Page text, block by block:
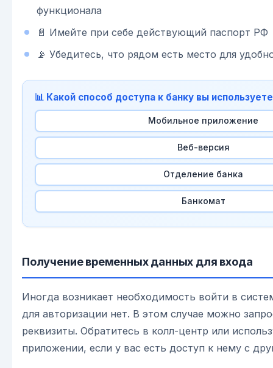
функционала
📄 Имейте при себе действующий паспорт РФ
📡 Убедитесь, что рядом есть место для
📊 Какой способ доступа к банку вы
Мобильное приложение
Веб-версия
Отделение банка
Банкомат
Получение временных данных для входа
Иногда возникает необходимость войти в
для авторизации нет. В этом случае можно
реквизиты. Обратитесь в колл-центр или
приложении, если у вас есть доступ к нему с